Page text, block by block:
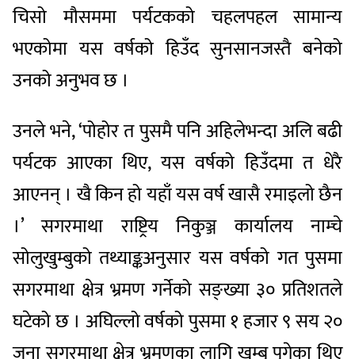
चिसो मौसममा पर्यटकको चहलपहल सामान्य
भएकोमा यस वर्षको हिउँद सुनसानजस्तै बनेको
उनको अनुभव छ ।
उनले भने, ‘पोहोर त पुसमै पनि अहिलेभन्दा अलि बढी
पर्यटक आएका थिए, यस वर्षको हिउँदमा त धेरै
आएनन् । खै किन हो यहाँ यस वर्ष खासै रमाइलो छैन
।’ सगरमाथा राष्ट्रिय निकुञ्ज कार्यालय नाम्चे
सोलुखुम्बुको तथ्याङ्कअनुसार यस वर्षको गत पुसमा
सगरमाथा क्षेत्र भ्रमण गर्नेको सङ्ख्या ३० प्रतिशतले
घटेको छ । अघिल्लो वर्षको पुसमा १ हजार ९ सय २०